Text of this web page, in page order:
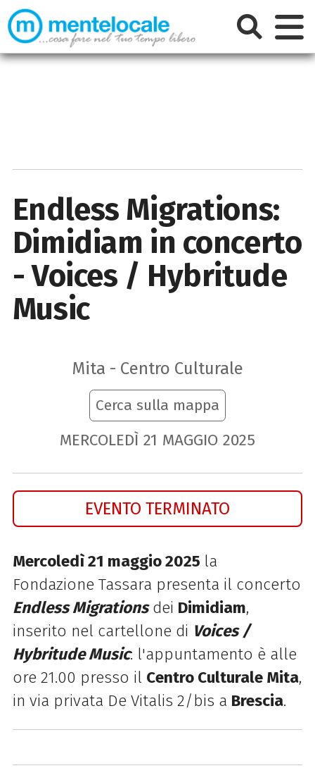
Endless Migrations:
Dimidiam in concerto
- Voices / Hybritude
Music
Mita - Centro Culturale
Cerca sulla mappa
MERCOLEDÌ 21 MAGGIO 2025
EVENTO TERMINATO
Mercoledì 21 maggio 2025 la
Fondazione Tassara presenta il concerto
Endless Migrationsdei Dimidiam,
inserito nel cartellone di Voices /
Hybritude Music: l'appuntamento è alle
ore 21.00 presso il Centro Culturale Mita,
in via privata De Vitalis 2/bis a Brescia.